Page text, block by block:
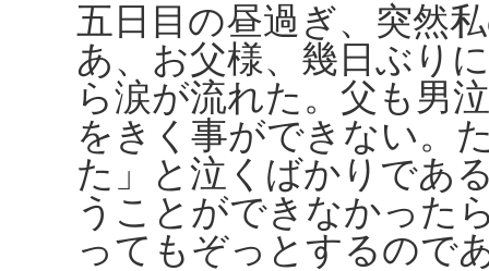
五日目の昼過ぎ、突然
あ、お父様、幾日ぶり
ら涙が流れた。父も男
をきく事ができない。
た」と泣くばかりであ
うことができなかった
ってもぞっとするので